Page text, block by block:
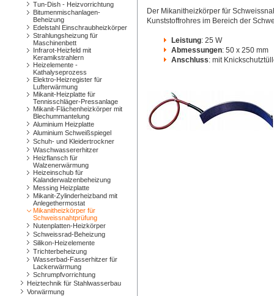
Tun-Dish - Heizvorrichtung
Bitumenmischanlagen-
Beheizung
Edelstahl Einschraubheizkörper
Strahlungsheizung für
Maschinenbett
Infrarot-Heizfeld mit
Keramikstrahlern
Heizelemente -
Kathalyseprozess
Elektro-Heizregister für
Lufterwärmung
Mikanit-Heizplatte für
Tennisschläger-Pressanlage
Mikanit-Flächenheizkörper mit
Blechummantelung
Aluminium Heizplatte
Aluminium Schweißspiegel
Schuh- und Kleidertrockner
Waschwassererhitzer
Heizflansch für
Walzenerwärmung
Heizeinschub für
Kalanderwalzenbeheizung
Messing Heizplatte
Mikanit-Zylinderheizband mit
Anlegethermostat
Mikanitheizkörper für
Schweissnahtprüfung
Nutenplatten-Heizkörper
Schweissrad-Beheizung
Silikon-Heizelemente
Trichterbeheizung
Wasserbad-Fasserhitzer für
Lackerwärmung
Schrumpfvorrichtung
Heiztechnik für Stahlwasserbau
Vorwärmung
Der Mikanitheizkörper für
Kunststoffrohres im Bereich der
Leistung: 25 W
Abmessungen: 50 x 250 mm
Anschluss: mit